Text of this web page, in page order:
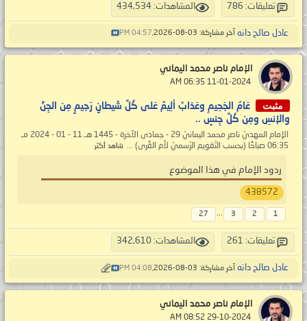
تعليقات: 786 المشاهدات: 434,534
عادل صالح دانه آخر مشاركة: 03-08-2026, 04:57 PM
الإمام ناصر محمد اليماني
مثبت
عَامُ الجَحِيمِ وعَذابٌ ألِيمٌ عَلى كُلِّ شَيطانٍ رَجيمٍ مِن الجِنِّ
والإنسِ ومِن كُلِّ جِنسٍ ..
الإمام المهديّ ناصر محمد اليمانيّ 29 - جمادى الآخرة - 1445 هـ 11 - 01 - 2024 مـ
06:35 صباحًا (بحسب التّقويم الرّسميّ لأم القُرى) ...
شاهد أكثر
ردود الإمام في هذا الموضوع
438572
1
2
3
...
27
تعليقات: 261 المشاهدات: 342,610
عادل صالح دانه آخر مشاركة: 03-08-2026, 04:08 PM
الإمام ناصر محمد اليماني